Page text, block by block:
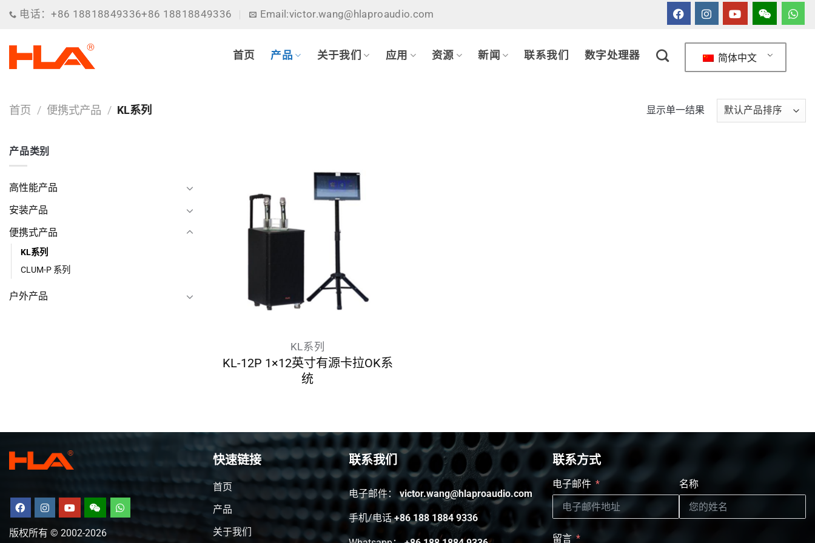
电话：+86 18818849336+86 18818849336 Email:victor.wang@hlaproaudio.com
首页 产品 关于我们 应用 资源 新闻 联系我们 数字处理器 简体中文
首页 / 便携式产品 / KL系列 显示单一结果
产品类别
高性能产品
安装产品
便携式产品
KL系列
CLUM-P 系列
户外产品
询问报价
KL系列
KL-12P 1×12英寸有源卡拉OK系
统
版权所有 © 2002-2026
快速链接
首页
产品
关于我们
联系我们
电子邮件：victor.wang@hlaproaudio.com
手机/电话+86 188 1884 9336
联系方式
电子邮件 名称
留言